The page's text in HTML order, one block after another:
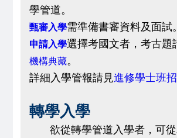
學管道。
甄審入學需準備書審資料及面試。
申請入學選擇考國文者，考古題
機構典藏。
詳細入學管報請見進修學士班
轉學入學
欲從轉學管道入學者，可從